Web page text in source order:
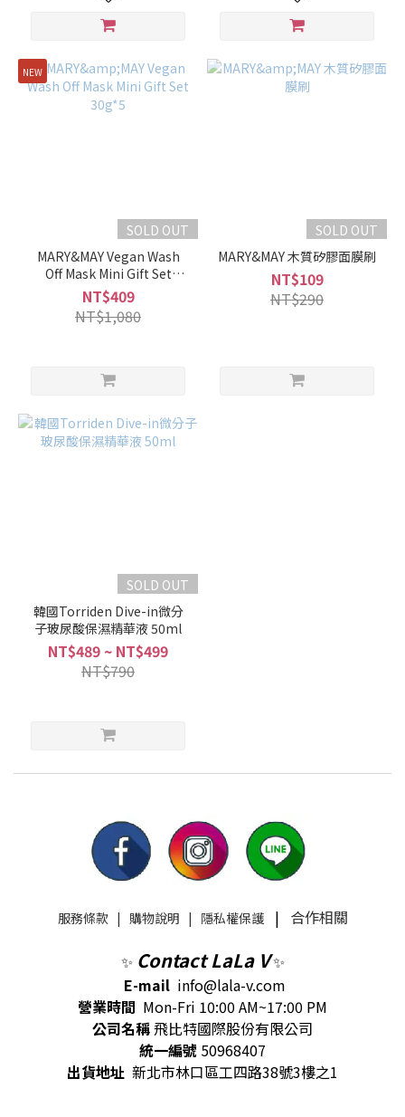
NEW
SOLD OUT
MARY&MAY Vegan Wash
Off Mask Mini Gift Set
30g*5
NT$409
NT$1,080
SOLD OUT
MARY&MAY 木質矽膠面膜刷
NT$109
NT$290
SOLD OUT
韓國Torriden Dive-in微分
子玻尿酸保濕精華液 50ml
NT$489 ~ NT$499
NT$790
服務條款| 購物說明 | 隱私權保護| 合作相關
✨ Contact LaLa V✨
E-mail info@lala-v.com
營業時間 Mon-Fri 10:00 AM~17:00 PM
公司名稱飛比特國際股份有限公司
統一編號 50968407
出貨地址 新北市林口區工四路38號3樓之1